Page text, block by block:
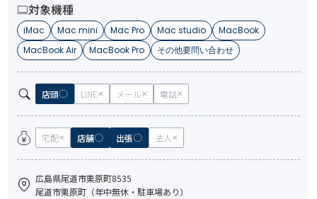
対象機種
iMac Mac mini Mac Pro Mac studio
MacBook
MacBook Air
MacBook Pro その他要問い合わせ
店頭 LINE メール 電話
宅配 店舗 出張 法人
広島県尾道市栗原町8535
尾道市栗原町（年中無休・駐車場あり）